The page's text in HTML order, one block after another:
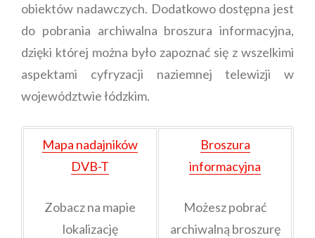
obiektów nadawczych. Dodatkowo dostępna jest
do pobrania archiwalna broszura informacyjna,
dzięki której można było zapoznać się z wszelkimi
aspektami cyfryzacji naziemnej telewizji w
województwie łódzkim.
Mapa nadajników
DVB-T
Zobacz na mapie
lokalizację
Broszura
informacyjna
Możesz pobrać
archiwalną broszurę